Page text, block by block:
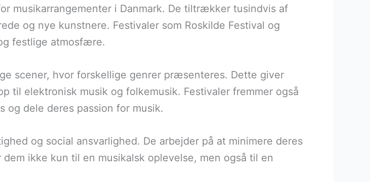
musikarrangementer i Danmark. De tiltrækker tusindvis af
og nye kunstnere. Festivaler som Roskilde Festival og
festlige atmosfære.
scener, hvor forskellige genrer præsenteres. Dette giver
til elektronisk musik og folkemusik. Festivaler fremmer også
og dele deres passion for musik.
og social ansvarlighed. De arbejder på at minimere deres
ikke kun til en musikalsk oplevelse, men også til en